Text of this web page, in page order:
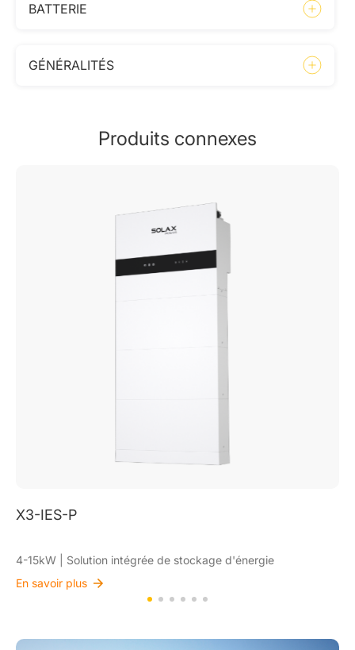
BATTERIE
GÉNÉRALITÉS
Produits connexes
X3-IES-A
4-15kW | Solution intégrée de stockage d'énergie
En savoir plus